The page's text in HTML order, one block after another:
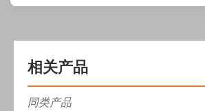
相关产品
同类产品